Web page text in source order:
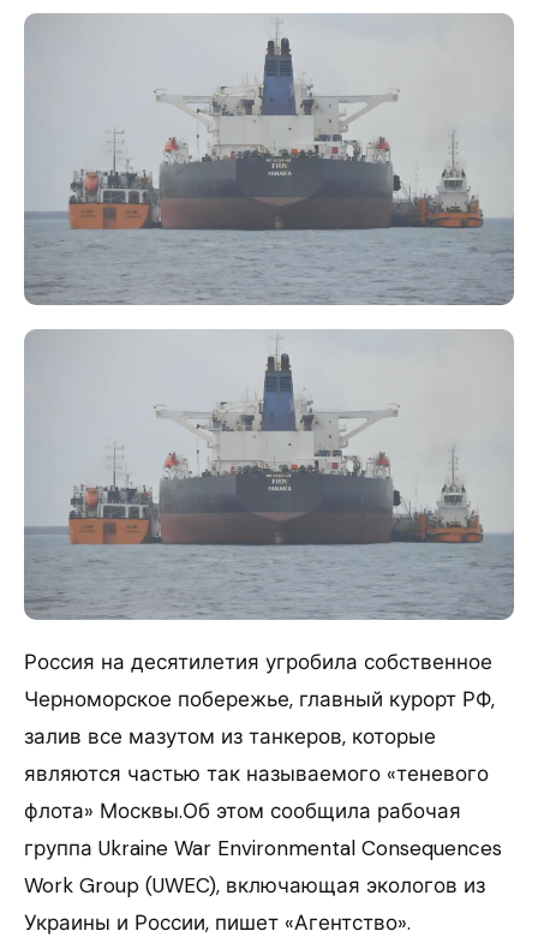
Россия на десятилетия угробила собственное
Черноморское побережье, главный курорт РФ,
залив все мазутом из танкеров, которые
являются частью так называемого «теневого
флота» Москвы.Об этом сообщила рабочая
группа Ukraine War Environmental Consequences
Work Group (UWEC), включающая экологов из
Украины и России, пишет «Агентство».